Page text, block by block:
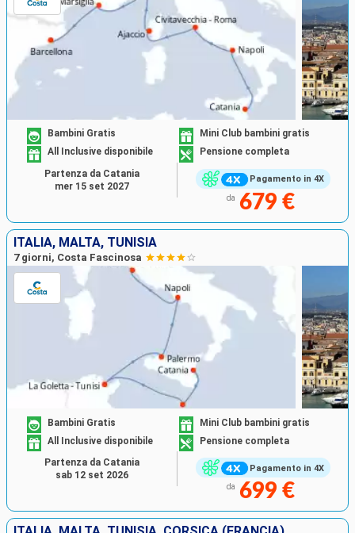
Pagamento in 4X
Bambini Gratis
Mini Club bambini gratis
All Inclusive disponibile
Pensione completa
da 679 €
Partenza da Catania
mer 15 set 2027
ITALIA, MALTA, TUNISIA
7 giorni, Costa Fascinosa
Pagamento in 4X
Bambini Gratis
Mini Club bambini gratis
All Inclusive disponibile
Pensione completa
da 699 €
Partenza da Catania
sab 12 set 2026